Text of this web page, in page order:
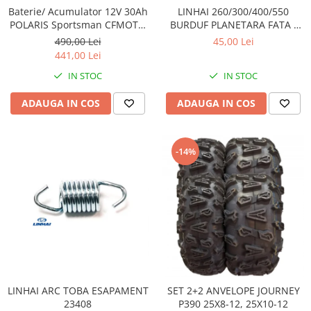
Baterii ATV
Bloc lumini
Blocuri Comenzi
Bobina inductie
Butoane
CALCULATOR SERVO
ELECTROMOTOR
Relee
Rotor
Termostate
Protectii
Armura Moto
Centura Spate
Gat
Genunchiere
Touring
Vesta
Baterie/ Acumulator 12V 30Ah
POLARIS Sportsman CFMOTO
400 / 450 AU / 550 / 625 / 820 /
850 / 1000 fara intretinere
490,00 Lei
441,00 Lei
IN STOC
ADAUGA IN COS
LINHAI 260/300/400/550
BURDUF PLANETARA FATA /
SPATE 24403
45,00 Lei
IN STOC
ADAUGA IN COS
LINHAI ARC TOBA ESAPAMENT
23408
-14%
SET 2+2 ANVELOPE JOURNEY
P390 25X8-12, 25X10-12